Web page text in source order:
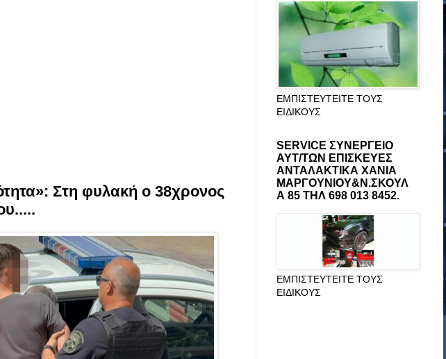
Στη φυλακή ο 38χρονος
ΕΜΠΙΣΤΕΥΤΕΙΤΕ ΤΟΥΣ
ΕΙΔΙΚΟΥΣ
SERVICE ΣΥΝΕΡΓΕΙΟ
ΑΥΤ/ΤΩΝ ΕΠΙΣΚΕΥΕΣ
ΑΝΤΑΛΑΚΤΙΚΑ ΧΑΝΙΑ
ΜΑΡΓΟΥΝΙΟΥ&Ν.ΣΚΟΥΛ
Α 85 ΤΗΛ 698 013 8452.
ΕΜΠΙΣΤΕΥΤΕΙΤΕ ΤΟΥΣ
ΕΙΔΙΚΟΥΣ